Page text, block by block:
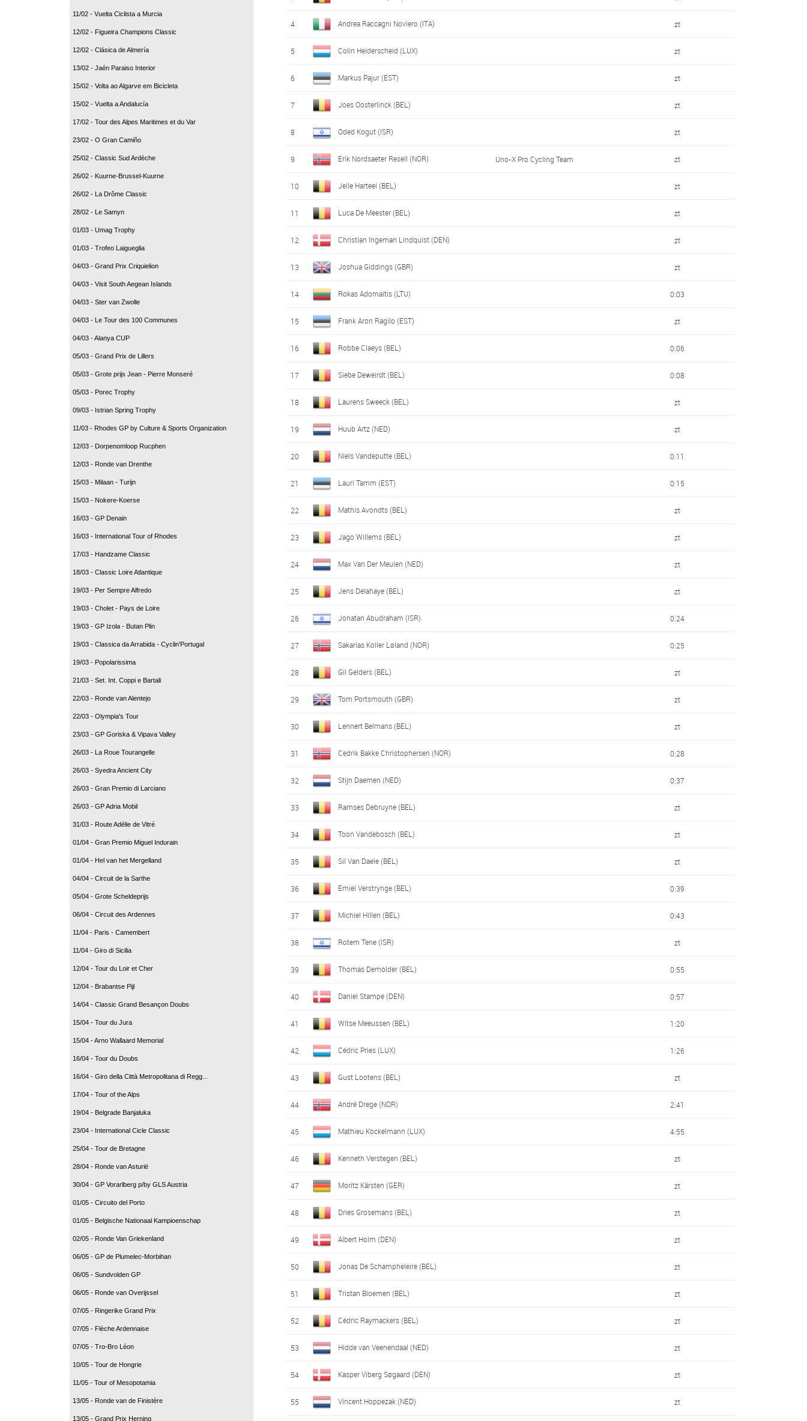
11/02 - Vuelta Ciclista a Murcia
12/02 - Figueira Champions Classic
12/02 - Clásica de Almería
13/02 - Jaén Paraiso Interior
15/02 - Volta ao Algarve em Bicicleta
15/02 - Vuelta a Andalucía
17/02 - Tour des Alpes Maritimes et du Var
23/02 - O Gran Camiño
25/02 - Classic Sud Ardèche
26/02 - Kuurne-Brussel-Kuurne
26/02 - La Drôme Classic
28/02 - Le Samyn
01/03 - Umag Trophy
01/03 - Trofeo Laigueglia
04/03 - Grand Prix Criquielion
04/03 - Visit South Aegean Islands
04/03 - Ster van Zwolle
04/03 - Le Tour des 100 Communes
04/03 - Alanya CUP
05/03 - Grand Prix de Lillers
05/03 - Grote prijs Jean - Pierre Monseré
05/03 - Porec Trophy
09/03 - Istrian Spring Trophy
11/03 - Rhodes GP by Culture & Sports Organization
12/03 - Dorpenomloop Rucphen
12/03 - Ronde van Drenthe
15/03 - Milaan - Turijn
15/03 - Nokere-Koerse
16/03 - GP Denain
16/03 - International Tour of Rhodes
17/03 - Handzame Classic
18/03 - Classic Loire Atlantique
19/03 - Per Sempre Alfredo
19/03 - Cholet - Pays de Loire
19/03 - GP Izola - Butan Plin
19/03 - Classica da Arrabida - Cyclin'Portugal
19/03 - Popolarissima
21/03 - Set. Int. Coppi e Bartali
22/03 - Ronde van Alentejo
22/03 - Olympia's Tour
23/03 - GP Goriska & Vipava Valley
26/03 - La Roue Tourangelle
26/03 - Syedra Ancient City
26/03 - Gran Premio di Larciano
26/03 - GP Adria Mobil
31/03 - Route Adélie de Vitré
01/04 - Gran Premio Miguel Indurain
01/04 - Hel van het Mergelland
04/04 - Circuit de la Sarthe
05/04 - Grote Scheldeprijs
06/04 - Circuit des Ardennes
11/04 - Paris - Camembert
11/04 - Giro di Sicilia
12/04 - Tour du Loir et Cher
12/04 - Brabantse Pijl
14/04 - Classic Grand Besançon Doubs
15/04 - Tour du Jura
15/04 - Arno Wallaard Memorial
16/04 - Tour du Doubs
16/04 - Giro della Città Metropolitana di Regg...
17/04 - Tour of the Alps
19/04 - Belgrade Banjaluka
23/04 - International Cicle Classic
25/04 - Tour de Bretagne
28/04 - Ronde van Asturië
30/04 - GP Vorarlberg p/by GLS Austria
01/05 - Circuito del Porto
01/05 - Belgische Nationaal Kampioenschap
02/05 - Ronde Van Griekenland
06/05 - GP de Plumelec-Morbihan
06/05 - Sundvolden GP
06/05 - Ronde van Overijssel
07/05 - Ringerike Grand Prix
07/05 - Flèche Ardennaise
07/05 - Tro-Bro Léon
10/05 - Tour de Hongrie
11/05 - Tour of Mesopotamia
13/05 - Ronde van de Finistère
13/05 - Grand Prix Herning
4 Andrea Raccagni Noviero (ITA) zt
5 Colin Heiderscheid (LUX) zt
6 Markus Pajur (EST) zt
7 Joes Oosterlinck (BEL) zt
8 Oded Kogut (ISR) zt
9 Erik Nordsaeter Resell (NOR) Uno-X Pro Cycling Team zt
10 Jelle Harteel (BEL) zt
11 Luca De Meester (BEL) zt
12 Christian Ingeman Lindquist (DEN) zt
13 Joshua Giddings (GBR) zt
14 Rokas Adomaitis (LTU) 0:03
15 Frank Aron Ragilo (EST) zt
16 Robbe Claeys (BEL) 0:06
17 Siebe Deweirdt (BEL) 0:08
18 Laurens Sweeck (BEL) zt
19 Huub Artz (NED) zt
20 Niels Vandeputte (BEL) 0:11
21 Lauri Tamm (EST) 0:15
22 Mathis Avondts (BEL) zt
23 Jago Willems (BEL) zt
24 Max Van Der Meulen (NED) zt
25 Jens Delahaye (BEL) zt
26 Jonatan Abudraham (ISR) 0:24
27 Sakarias Koller Løland (NOR) 0:25
28 Gil Gelders (BEL) zt
29 Tom Portsmouth (GBR) zt
30 Lennert Belmans (BEL) zt
31 Cedrik Bakke Christophersen (NOR) 0:28
32 Stijn Daemen (NED) 0:37
33 Ramses Debruyne (BEL) zt
34 Toon Vandebosch (BEL) zt
35 Sil Van Daele (BEL) zt
36 Emiel Verstrynge (BEL) 0:39
37 Michiel Hillen (BEL) 0:43
38 Rotem Tene (ISR) zt
39 Thomas Demolder (BEL) 0:55
40 Daniel Stampe (DEN) 0:57
41 Witse Meeussen (BEL) 1:20
42 Cédric Pries (LUX) 1:26
43 Gust Lootens (BEL) zt
44 André Drege (NOR) 2:41
45 Mathieu Kockelmann (LUX) 4:55
46 Kenneth Verstegen (BEL) zt
47 Moritz Kärsten (GER) zt
48 Dries Grosemans (BEL) zt
49 Albert Holm (DEN) zt
50 Jonas De Schampheleire (BEL) zt
51 Tristan Bloemen (BEL) zt
52 Cédric Raymackers (BEL) zt
53 Hidde van Veenendaal (NED) zt
54 Kasper Viberg Søgaard (DEN) zt
55 Vincent Hoppezak (NED) zt